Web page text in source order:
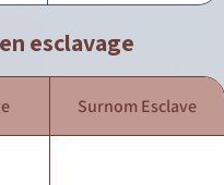
esclavage
Surnom Esclave